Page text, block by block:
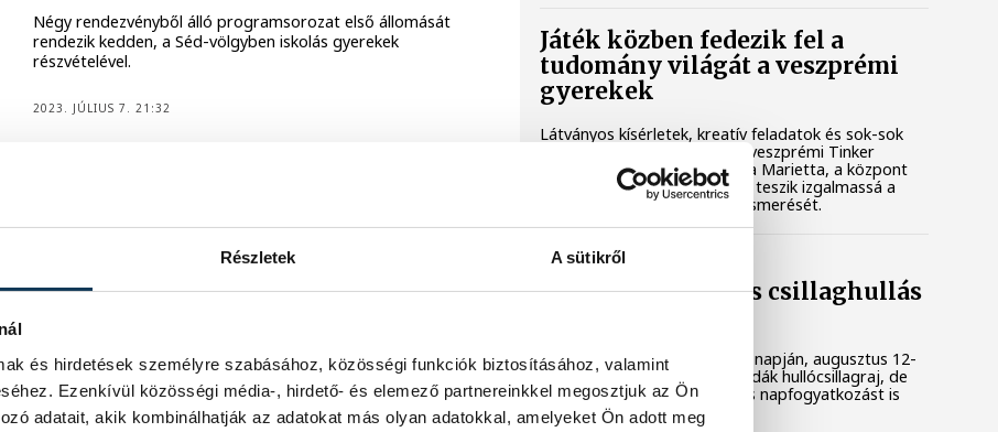
Részletek A sütikről
és hirdetések személyre szabásához, közösségi funkciók biztosításához, valamint
Ezenkívül közösségi média-, hirdető- és elemező partnereinkkel megosztjuk az Ön
adatait, akik kombinálhatják az adatokat más olyan adatokkal, amelyeket Ön adott meg
Négy rendezvényből álló programsorozat első állomását
rendezik kedden, a Séd-völgyben iskolás gyerekek
részvételével.
2023. JÚLIUS 7. 21:32
Gyárkert ládáit
Európa Kulturális Fővárosa évében, megnyitott például a
hogy ne pózolna valaki. De kinek a keze munkája fémjelzi
az installációt? Piltman Miklóssal, az Ács Képző Központ
ügyvezetőjével beszélgettünk.
Játék közben fedezik fel a
tudomány világát a veszprémi
gyerekek
Látványos kísérletek, kreatív feladatok és sok-sok
élmény várja a gyerekeket a veszprémi Tinker
Labsben. Videónkban Balassa Marietta, a központ
vezetője mutatja be, hogyan teszik izgalmassá a
természettudományok megismerését.
Augusztus 12-én
napfogyatkozás és csillaghullás
Az év legsűrűbb csillagászati napján, augusztus 12-
én éjjel tetőzik majd a Perseidák hullócsillagraj, de
ugyanezen a napon részleges napfogyatkozást is
meg lehet majd figyelni.